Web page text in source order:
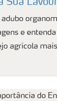
Sua
adubo
e
agrícola